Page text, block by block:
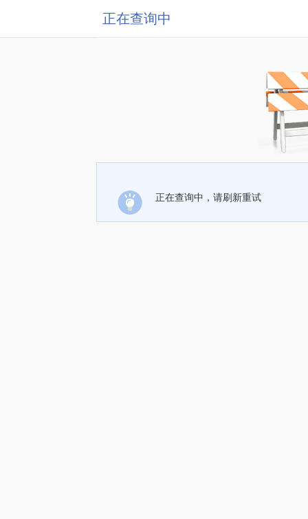
正在查询中
正在查询中，请刷新重试